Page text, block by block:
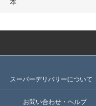
本
スーパーデリバリーについて
お問い合わせ・ヘルプ